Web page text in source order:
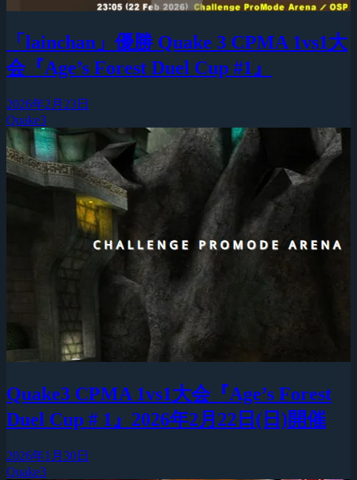
「lainchan」優勝 Quake 3 CPMA 1vs1大
会『Age’s Forest Duel Cup #1』
2026年2月23日
Quake3
Quake3 CPMA 1vs1大会『Age’s Forest
Duel Cup # 1』2026年2月22日(日)開催
2026年1月30日
Quake3